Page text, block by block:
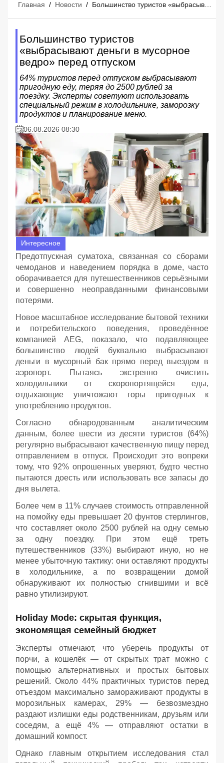
Главная / Новости / Большинство туристов «выбрасывают деньги в мусорное ведро» перед отпуском
Большинство туристов
«выбрасывают деньги в мусорное
ведро» перед отпуском
64% туристов перед отпуском выбрасывают
пригодную еду, теряя до 2500 рублей за
поездку. Эксперты советуют использовать
специальный режим в холодильнике, заморозку
продуктов и планирование меню.
06.08.2026 08:30
Интересное
Предотпускная суматоха, связанная со сборами
чемоданов и наведением порядка в доме, часто
оборачивается для путешественников серьёзными
и совершенно неоправданными финансовыми
потерями.
Новое масштабное исследование бытовой техники
и потребительского поведения, проведённое
компанией AEG, показало, что подавляющее
большинство людей буквально выбрасывают
деньги в мусорный бак прямо перед выездом в
аэропорт. Пытаясь экстренно очистить
холодильники от скоропортящейся еды,
отдыхающие уничтожают горы пригодных к
употреблению продуктов.
Согласно обнародованным аналитическим
данным, более шести из десяти туристов (64%)
регулярно выбрасывают качественную пищу перед
отправлением в отпуск. Происходит это вопреки
тому, что 92% опрошенных уверяют, будто честно
пытаются доесть или использовать все запасы до
дня вылета.
Более чем в 11% случаев стоимость отправленной
на помойку еды превышает 20 фунтов стерлингов,
что составляет около 2500 рублей на одну семью
за одну поездку. При этом ещё треть
путешественников (33%) выбирают иную, но не
менее убыточную тактику: они оставляют продукты
в холодильнике, а по возвращении домой
обнаруживают их полностью сгнившими и всё
равно утилизируют.
Holiday Mode: скрытая функция,
экономящая семейный бюджет
Эксперты отмечают, что уберечь продукты от
порчи, а кошелёк — от скрытых трат можно с
помощью альтернативных и простых бытовых
решений. Около 44% практичных туристов перед
отъездом максимально замораживают продукты в
морозильных камерах, 29% — безвозмездно
раздают излишки еды родственникам, друзьям или
соседям, а ещё 4% — отправляют остатки в
домашний компост.
Однако главным открытием исследования стал